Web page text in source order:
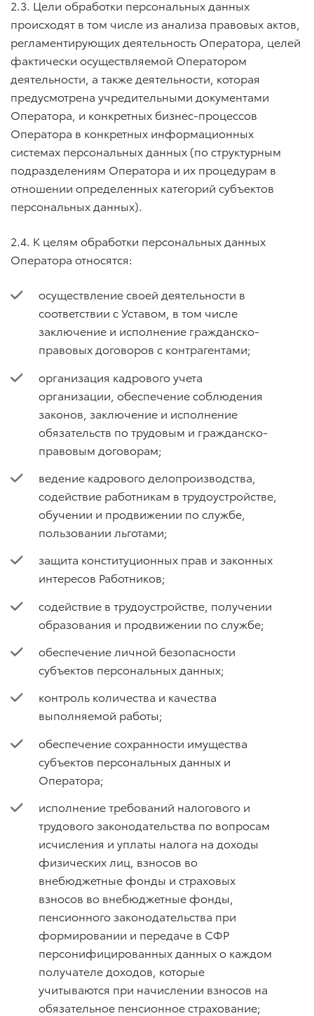
2.3. Цели обработки персональных данных
происходят в том числе из анализа правовых актов,
регламентирующих деятельность Оператора, целей
фактически осуществляемой Оператором
деятельности, а также деятельности, которая
предусмотрена учредительными документами
Оператора, и конкретных бизнес-процессов
Оператора в конкретных информационных
системах персональных данных (по структурным
подразделениям Оператора и их процедурам в
отношении определенных категорий субъектов
персональных данных).
2.4. К целям обработки персональных данных
Оператора относятся:
осуществление своей деятельности в
соответствии с Уставом, в том числе
заключение и исполнение гражданско-
правовых договоров с контрагентами;
организация кадрового учета
организации, обеспечение соблюдения
законов, заключение и исполнение
обязательств по трудовым и гражданско-
правовым договорам;
ведение кадрового делопроизводства,
содействие работникам в трудоустройстве,
обучении и продвижении по службе,
пользовании льготами;
защита конституционных прав и законных
интересов Работников;
содействие в трудоустройстве, получении
образования и продвижении по службе;
обеспечение личной безопасности
субъектов персональных данных;
контроль количества и качества
выполняемой работы;
обеспечение сохранности имущества
субъектов персональных данных и
Оператора;
исполнение требований налогового и
трудового законодательства по вопросам
исчисления и уплаты налога на доходы
физических лиц, взносов во
внебюджетные фонды и страховых
взносов во внебюджетные фонды,
пенсионного законодательства при
формировании и передаче в СФР
персонифицированных данных о каждом
получателе доходов, которые
учитываются при начислении взносов на
обязательное пенсионное страхование;